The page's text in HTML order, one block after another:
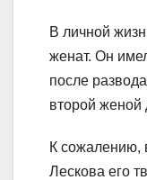
В личной
женат. Он
после
второй женой
К сожалению,
Лескова его